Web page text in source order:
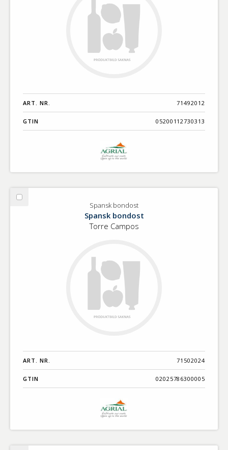
ART. NR. 71492012
GTIN 05200112730313
Välj
Spansk bondost
Spansk bondost
Torre Campos
ART. NR. 71502024
GTIN 02025786300005